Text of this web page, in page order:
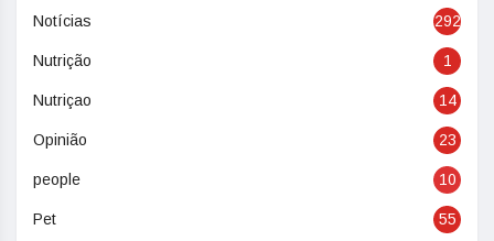
Notícias 292
Nutrição 1
Nutriçao 14
Opinião 23
people 10
Pet 55